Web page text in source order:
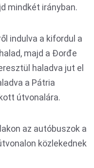
mindkét irányban.
indulva a kifordul a
majd a Đorđe
haladva jut el
a Pátria
útvonalára.
az autóbuszok a
közlekednek